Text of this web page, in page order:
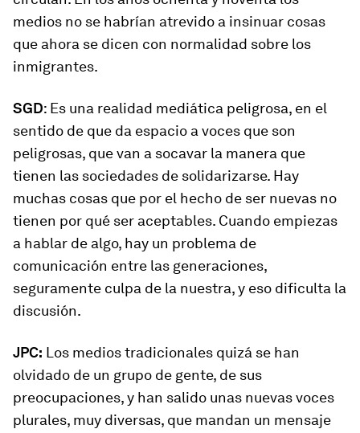
medios no se habrían atrevido a insinuar cosas
que ahora se dicen con normalidad sobre los
inmigrantes.
SGD: Es una realidad mediática peligrosa, en el
sentido de que da espacio a voces que son
peligrosas, que van a socavar la manera que
tienen las sociedades de solidarizarse. Hay
muchas cosas que por el hecho de ser nuevas no
tienen por qué ser aceptables. Cuando empiezas
a hablar de algo, hay un problema de
comunicación entre las generaciones,
seguramente culpa de la nuestra, y eso dificulta la
discusión.
JPC: Los medios tradicionales quizá se han
olvidado de un grupo de gente, de sus
preocupaciones, y han salido unas nuevas voces
plurales, muy diversas, que mandan un mensaje